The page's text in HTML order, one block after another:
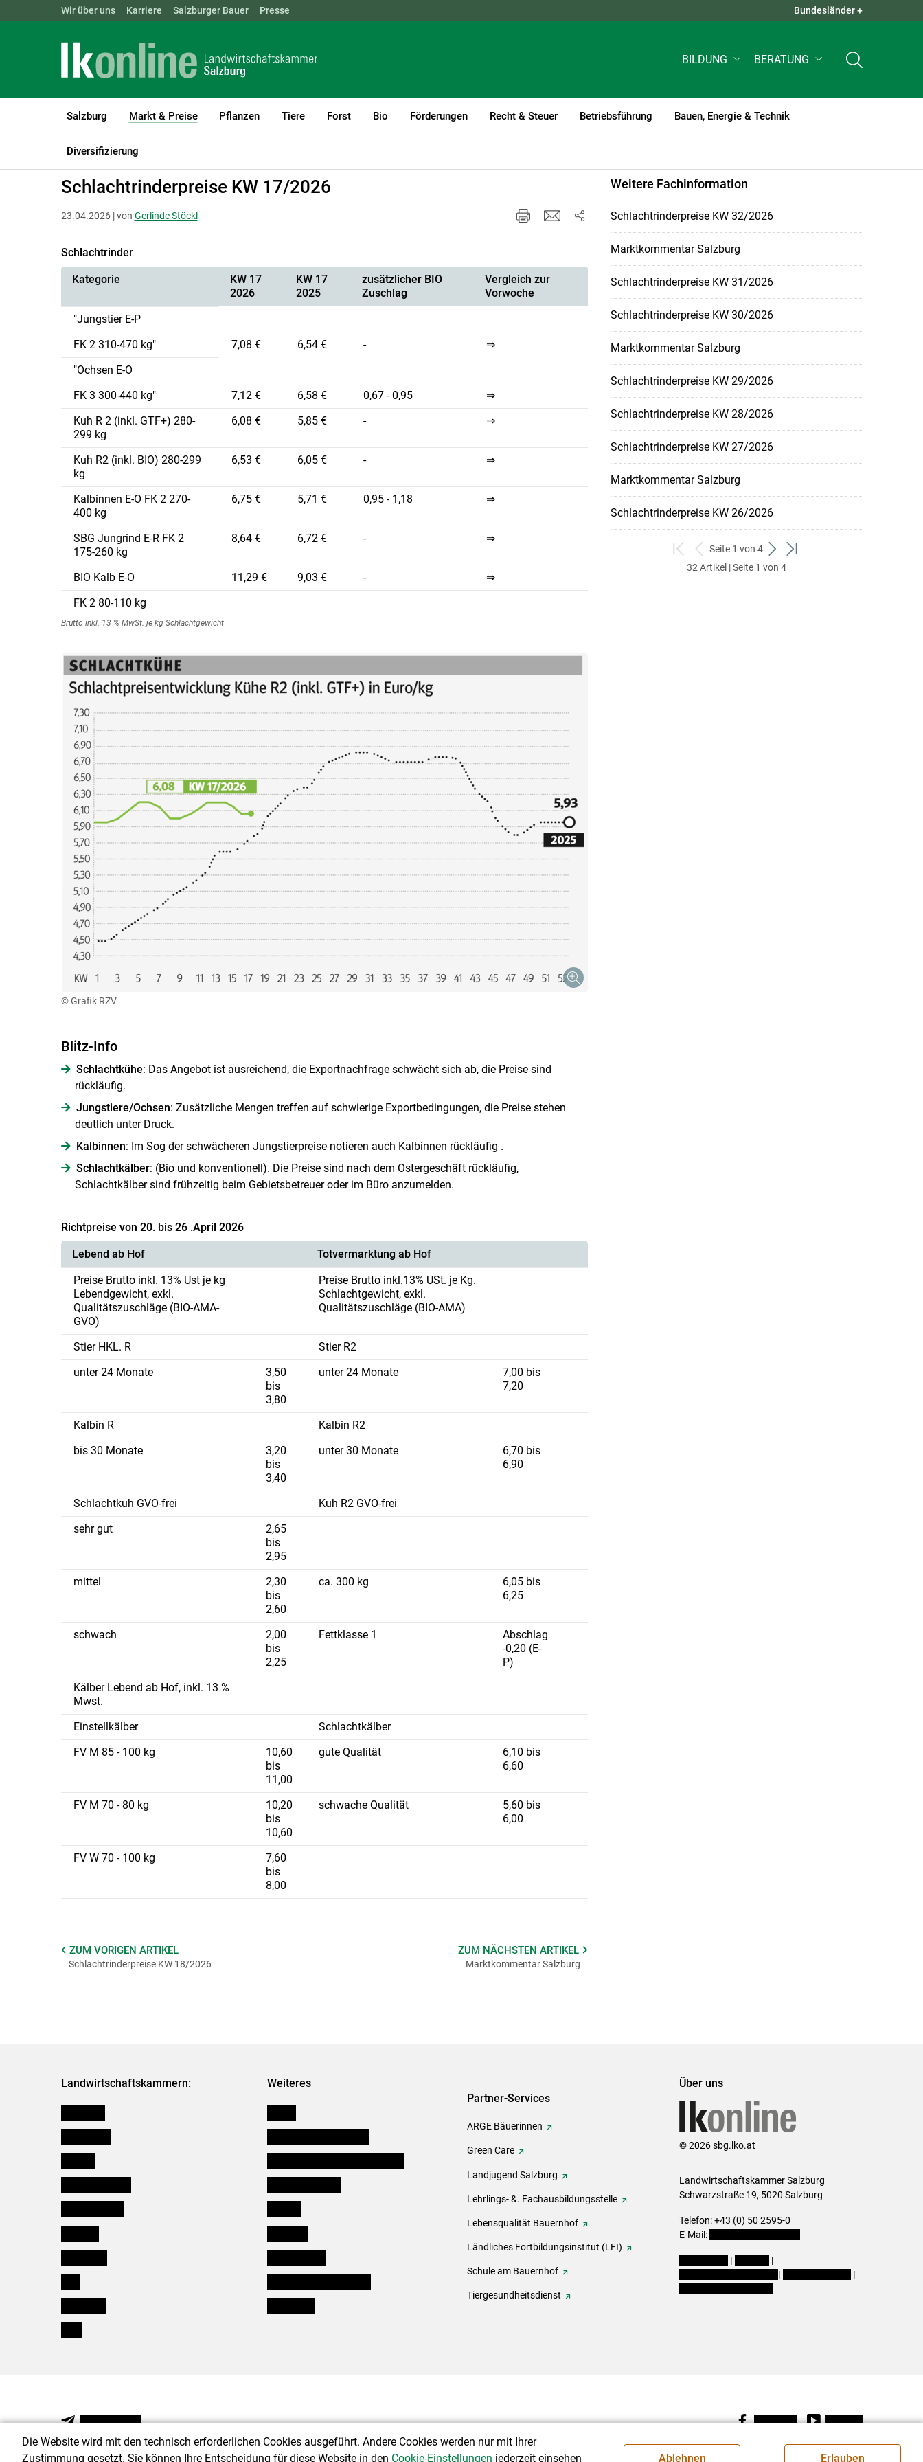
Skip to main content
Landwirtschaftskammern: ÖSTERREICH BGLD KTN QUICK LINKS +
Wir über uns Karriere Salzburger Bauer Presse Bundesländer +
BILDUNG BERATUNG
Salzburg Markt & Preise
(current)1
Pflanzen Tiere Forst Bio Förderungen Recht & Steuer Betriebsführung Bauen, Energie & Technik
Diversifizierung
LK Salzburg Markt & Preise
Schlachtrinderpreise KW 17/2026
23.04.2026 | von Gerlinde Stöckl
Schlachtrinder
Kategorie
KW 17
2026
KW 17
2025
zusätzlicher BIO
Zuschlag
Vergleich zur
Vorwoche
"Jungstier E-P
FK 2 310-470 kg"
7,08 € 6,54 € -
⇒
"Ochsen E-O
FK 3 300-440 kg"
7,12 € 6,58 € 0,67 - 0,95
⇒
Kuh R 2 (inkl. GTF+) 280-
299 kg
6,08 € 5,85 € - ⇒
Kuh R2 (inkl. BIO) 280-299
kg
6,53 € 6,05 € - ⇒
Kalbinnen E-O FK 2 270-
400 kg
6,75 € 5,71 € 0,95 - 1,18 ⇒
SBG Jungrind E-R FK 2
175-260 kg
8,64 € 6,72 € - ⇒
BIO Kalb E-O 11,29 € 9,03 € -
⇒
FK 2 80-110 kg
Brutto inkl. 13 % MwSt. je kg Schlachtgewicht
© Grafik RZV
Blitz-Info
Schlachtkühe: Das Angebot ist ausreichend, die Exportnachfrage schwächt sich ab, die Preise sind
rückläufig.
Jungstiere/Ochsen: Zusätzliche Mengen treffen auf schwierige Exportbedingungen, die Preise stehen
deutlich unter Druck.
Kalbinnen: Im Sog der schwächeren Jungstierpreise notieren auch Kalbinnen rückläufig .
Schlachtkälber: (Bio und konventionell). Die Preise sind nach dem Ostergeschäft rückläufig,
Schlachtkälber sind frühzeitig beim Gebietsbetreuer oder im Büro anzumelden.
Richtpreise von 20. bis 26 .April 2026
Lebend ab Hof
Totvermarktung ab Hof
Preise Brutto inkl. 13% Ust je kg
Lebendgewicht, exkl.
Qualitätszuschläge (BIO-AMA-
GVO)
Preise Brutto inkl.13% USt. je Kg.
Schlachtgewicht, exkl.
Qualitätszuschläge (BIO-AMA)
Stier HKL. R
Stier R2
unter 24 Monate
3,50
bis
3,80
unter 24 Monate
7,00 bis
7,20
Kalbin R
Kalbin R2
bis 30 Monate
3,20
bis
3,40
unter 30 Monate
6,70 bis
6,90
Schlachtkuh GVO-frei
Kuh R2 GVO-frei
sehr gut
2,65
bis
2,95
mittel
2,30
bis
2,60
ca. 300 kg
6,05 bis
6,25
schwach
2,00
bis
2,25
Fettklasse 1
Abschlag
-0,20 (E-
P)
Kälber Lebend ab Hof, inkl. 13 %
Mwst.
Einstellkälber
Schlachtkälber
FV M 85 - 100 kg
10,60
bis
11,00
gute Qualität
6,10 bis
6,60
FV M 70 - 80 kg
10,20
bis
10,60
schwache Qualität
5,60 bis
6,00
FV W 70 - 100 kg
7,60
bis
8,00
ZUM VORIGEN ARTIKEL
Schlachtrinderpreise KW 18/2026
ZUM NÄCHSTENARTIKEL
Marktkommentar Salzburg
Weitere Fachinformation
Schlachtrinderpreise KW 32/2026
Marktkommentar Salzburg
Schlachtrinderpreise KW 31/2026
Schlachtrinderpreise KW 30/2026
Marktkommentar Salzburg
Schlachtrinderpreise KW 29/2026
Schlachtrinderpreise KW 28/2026
Schlachtrinderpreise KW 27/2026
Marktkommentar Salzburg
Schlachtrinderpreise KW 26/2026
zum
ersten
zurück
zum
Seite 1 von 4
weiter
zum
zum
32 Artikel | Seite 1 von 4
Landwirtschaftskammern: Weiteres
Partner-Services
ARGE Bäuerinnen
Green Care
Landjugend Salzburg
Lehrlings- &. Fachausbildungsstelle
Lebensqualität Bauernhof
Ländliches Fortbildungsinstitut (LFI)
Schule am Bauernhof
Tiergesundheitsdienst
Über uns
© 2026 sbg.lko.at
Landwirtschaftskammer Salzburg
Schwarzstraße 19, 5020 Salzburg
Telefon: +43 (0) 50 2595-0
E-Mail:
|
|
|
|
NEWSLETTER Facebook Youtube
Die Website wird mit den technisch erforderlichen Cookies ausgeführt. Andere Cookies werden nur mit Ihrer
Zustimmung gesetzt. Sie können Ihre Entscheidung für diese Website in den Cookie-Einstellungen jederzeit einsehen Ablehnen Erlauben